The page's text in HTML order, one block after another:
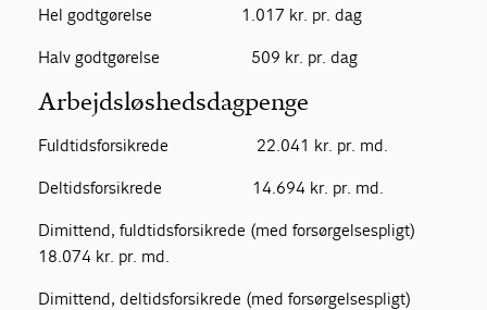
Hel godtgørelse 1.017 kr. pr. dag
Halv godtgørelse 509 kr. pr. dag
Arbejdsløshedsdagpenge
Fuldtidsforsikrede 22.041 kr. pr. md.
Deltidsforsikrede 14.694 kr. pr. md.
Dimittend, fuldtidsforsikrede (med forsørgelsespligt)
18.074 kr. pr. md.
Dimittend, deltidsforsikrede (med forsørgelsespligt)